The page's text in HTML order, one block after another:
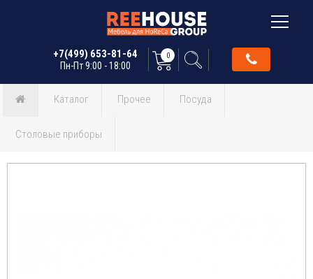
+7(499) 653-81-64
Пн-Пт 9:00 - 18:00
0
Каталог Прочее Посуда
Столовые приборы